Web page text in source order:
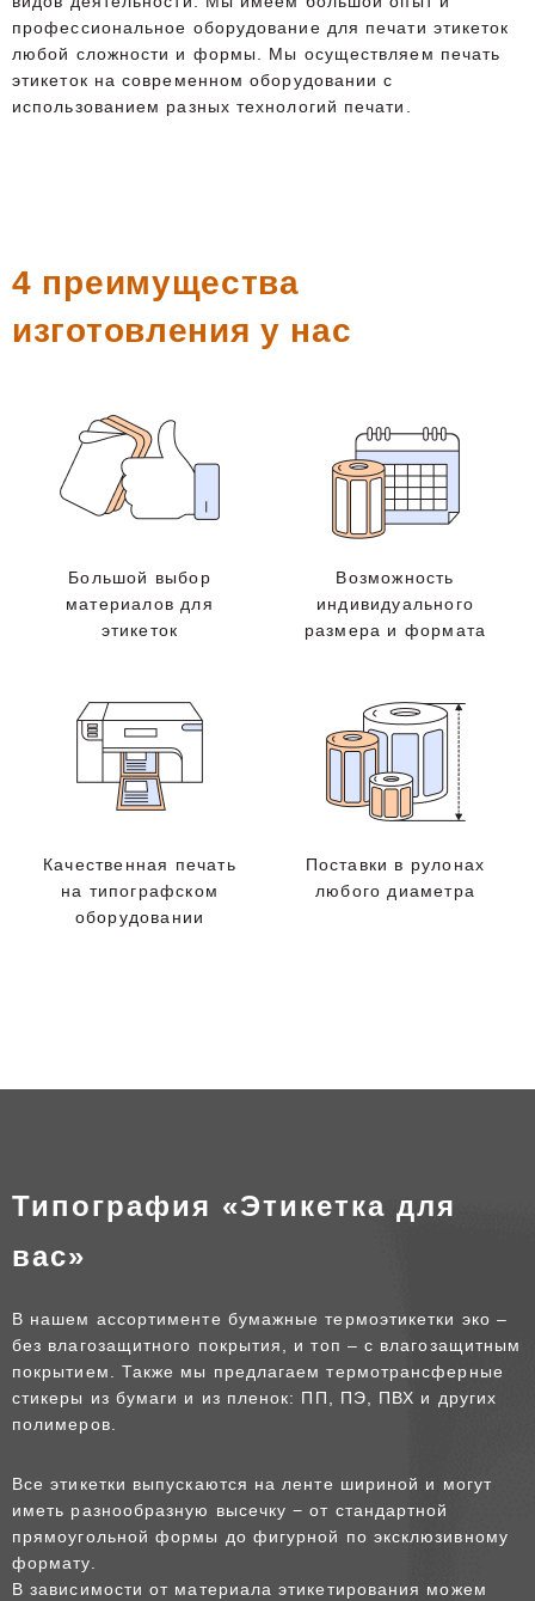
профессиональное оборудование для печати этикеток
любой сложности и формы. Мы осуществляем печать
этикеток на современном оборудовании с
использованием разных технологий печати.
4 преимущества
изготовления у нас
Большой выбор
материалов для
этикеток
Возможность
индивидуального
размера и формата
Качественная печать
на типографском
оборудовании
Поставки в рулонах
любого диаметра
Типография «Этикетка для
вас»
В нашем ассортименте бумажные термоэтикетки эко –
без влагозащитного покрытия, и топ – с влагозащитным
покрытием. Также мы предлагаем термотрансферные
стикеры из бумаги и из пленок: ПП, ПЭ, ПВХ и других
полимеров.
Все этикетки выпускаются на ленте шириной и могут
иметь разнообразную высечку − от стандартной
прямоугольной формы до фигурной по эксклюзивному
формату.
В зависимости от материала этикетирования можем